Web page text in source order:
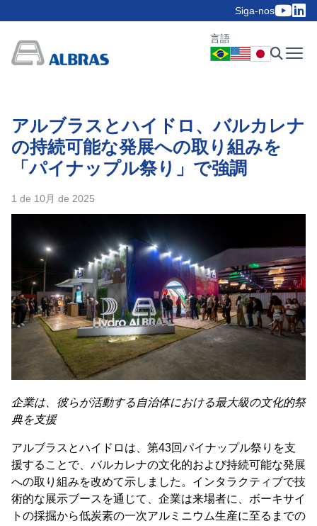
Siga-nos
言語
アルブラスとハイドロ、バルカレナ
の持続可能な発展への取り組みを
「パイナップル祭り」で強調
1 de 10月 de 2025
企業は、彼らが活動する自治体における最大級の文化的祭
典を支援
アルブラスとハイドロは、第43回パイナップル祭りを支
援することで、バルカレナの文化的および持続可能な発展
への取り組みを改めて示しました。インタラクティブで技
術的な展示ブースを通じて、企業は来場者に、ボーキサイ
トの採掘から低炭素の一次アルミニウム生産に至るまでの